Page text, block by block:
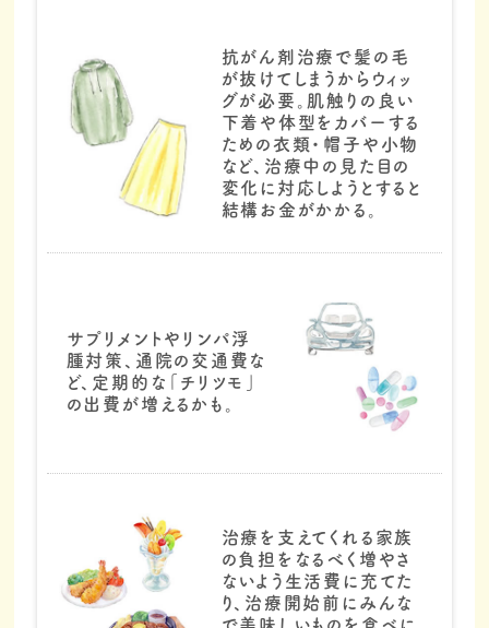
抗がん剤治療で髪の毛
が抜けてしまうからウィッ
グが必要。肌触りの良い
下着や体型をカバーする
ための衣類・帽子や小物
など、治療中の見た目の
変化に対応しようとすると
結構お金がかかる。​
サプリメントやリンパ浮
腫対策、通院の交通費な
ど、定期的な「チリツモ」
の出費が増えるかも。​
治療を支えてくれる家族
の負担をなるべく増やさ
ないよう生活費に充てた
り、治療開始前にみんな
で美味しいものを食べに